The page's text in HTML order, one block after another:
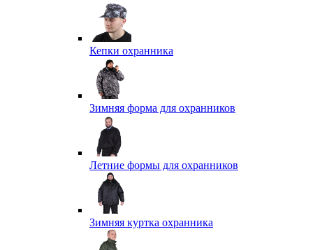
Кепки охранника
Зимняя форма для охранников
Летние формы для охранников
Зимняя куртка охранника